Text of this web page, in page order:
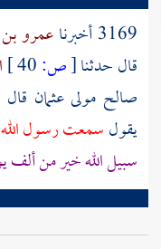
3169 أخبرنا عمرو
قال حدثنا[ص:
صالح مولىعثمان
يقولسمعت رسول
سبيل الله خير من ألف